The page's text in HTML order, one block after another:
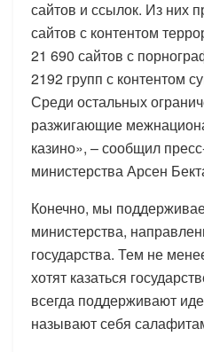
сайтов и ссылок. Из них
сайтов с контентом
21 690 сайтов с
2192 групп с контентом
Среди остальных
разжигающие
казино», – сообщил
министерства Арсен
Конечно, мы
министерства,
государства. Тем не
хотят казаться
всегда поддерживают
называют себя